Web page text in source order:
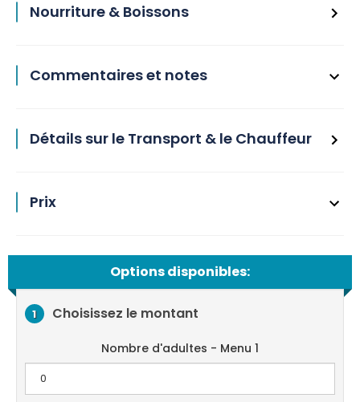
Nourriture & Boissons
Commentaires et notes
Détails sur le Transport & le Chauffeur
Prix
Options disponibles:
1 Choisissez le montant
Nombre d'adultes - Menu 1